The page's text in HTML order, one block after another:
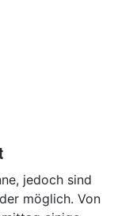
jedoch sind
möglich. Von